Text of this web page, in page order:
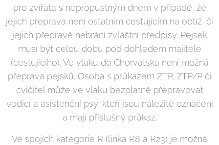
pro zvířata s nepropustným dnem v případě, že
jejich přeprava není ostatním cestujícím na obtíž, či
jejich přepravě nebrání zvláštní předpisy. Pejsek
musí být celou dobu pod dohledem majitele
(cestujícího). Ve vlaku do Chorvatska není možná
přeprava pejsků. Osoba s průkazem ZTP, ZTP/P či
cvičitel může ve vlaku bezplatně přepravovat
vodicí a asistenční psy, kteří jsou náležitě označeni
a mají příslušný průkaz.
Ve spojích kategorie R (linka R8 a R23) je možná